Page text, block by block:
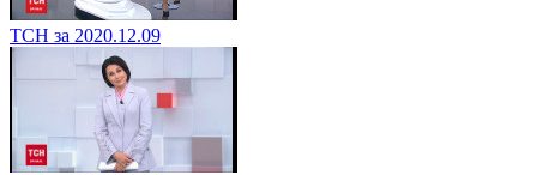
ТСН за 2020.12.09